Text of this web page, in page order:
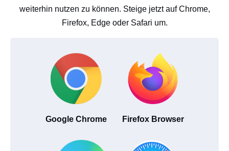
weiterhin nutzen zu können. Steige jetzt auf Chrome,
Firefox, Edge oder Safari um.
Google Chrome Firefox Browser